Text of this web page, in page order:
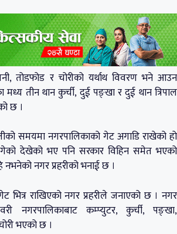
तोडफोड र चोरीको यर्थाथ विवरण भने आउन
तीन थान कुर्ची, दुई पङ्खा र दुई थान त्रिपाल
छ ।
समयमा नगरपालिकाको गेट अगाडि राखेको हो
देखेको भए पनि सरकार विहिन समेत भएको
नगर प्रहरीको भनाई छ ।
भित्र राखिएको नगर प्रहरीले जनाएको छ । नगर
नगरपालिकाबाट कम्प्युटर, कुर्ची, पङ्खा,
भएको छ ।